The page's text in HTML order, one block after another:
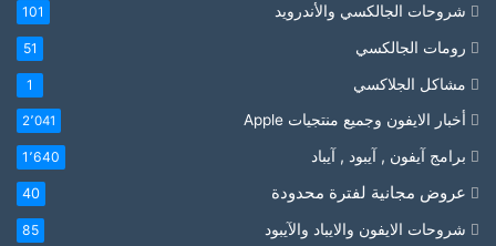
شروحات الجالكسي والأندرويد 101
رومات الجالكسي 51
مشاكل الجلاكسي 1
أخبار الايفون وجميع منتجيات Apple 2٬041
برامج آيفون , آيبود , آيباد 1٬640
عروض مجانية لفترة محدودة 40
شروحات الايفون والايباد والآيبود 85